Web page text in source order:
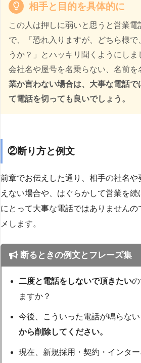
相手と目的を具体的に
この人は押しに弱いと思うと営業
で、「恐れ入りますが、どちら様で
うか？」とハッキリ聞くようにしま
会社名や屋号を名乗らない、名前を
業か言わない場合は、大事な電話で
て電話を切っても良いでしょう。
②断り方と例文
前章でお伝えした通り、相手の社名
えない場合や、はぐらかして営業を
にとって大事な電話ではありませんの
メします。
断るときの例文とフレーズ集
二度と電話をしないで頂きたい
ますか？
今後、こういった電話が鳴らな
から削除してください。
現在、新規採用・契約・インタ